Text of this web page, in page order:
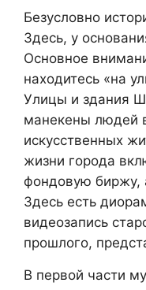
Безусловно
Здесь, у
Основное
находитесь «на
Улицы и здания
манекены людей
искусственных
жизни города
фондовую биржу,
Здесь есть
видеозапись
прошлого,
В первой части